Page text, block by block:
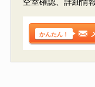
かんたん！